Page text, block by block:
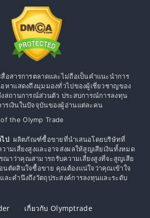
อสารการตลาดและไม่ถือเป็นคำแนะนำการ
หาแสดงถึงมุมมองทั่วไปของผู้เชี่ยวชาญของ
งสถานการณ์ส่วนตัว ประสบการณ์การลงทุน
รเงินในปัจจุบันของผู้อ่านแต่ละคน
the Olymp Trade
ป: ผลิตภัณฑ์ซื้อขายที่นำเสนอโดยบริษัทที่
ามเสี่ยงสูงและอาจส่งผลให้สูญเสียเงินทั้งหมด
าว่าคุณสามารถรับความเสี่ยงสูงที่จะสูญเสีย
นตัดสินใจซื้อขาย คุณต้องแน่ใจว่าคุณเข้าใจ
ละคำนึงถึงวัตถุประสงค์การลงทุนและระดับ
เกี่ยวกับ Olymptrade